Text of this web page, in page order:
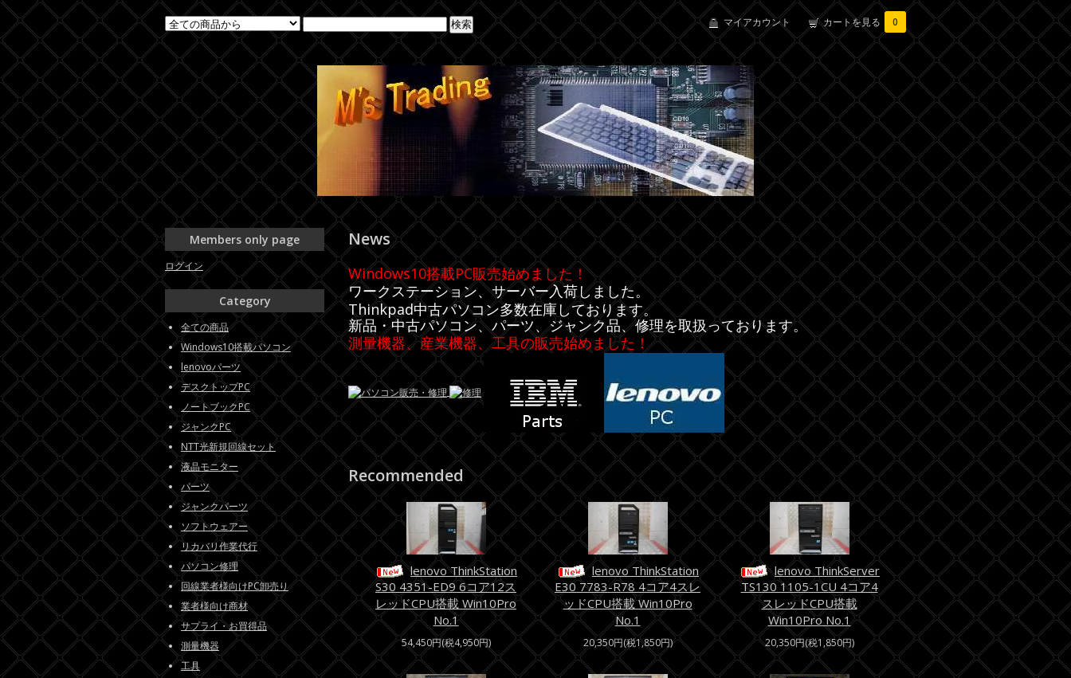
マイアカウント カートを見る 0
News
Windows10搭載PC販売始めました！
ワークステーション、サーバー入荷しました。
Thinkpad中古パソコン多数在庫しております。
新品・中古パソコン、パーツ、ジャンク品、修理を取扱っております。
測量機器、産業機器、工具の販売始めました！
Recommended
lenovo ThinkStation
S30 4351-ED9 6コア12ス
レッドCPU搭載 Win10Pro
No.1
54,450円(税4,950円)
lenovo ThinkStation
E30 7783-R78 4コア4スレ
ッドCPU搭載 Win10Pro
No.1
20,350円(税1,850円)
lenovo ThinkServer
TS130 1105-1CU 4コア4
スレッドCPU搭載
Win10Pro No.1
20,350円(税1,850円)
Members only page
ログイン
Category
全ての商品
Windows10搭載パソコン
lenovoパーツ
デスクトップPC
ノートブックPC
ジャンクPC
NTT光新規回線セット
液晶モニター
パーツ
ジャンクパーツ
ソフトウェアー
リカバリ作業代行
パソコン修理
回線業者様向けPC卸売り
業者様向け商材
サプライ・お買得品
測量機器
工具